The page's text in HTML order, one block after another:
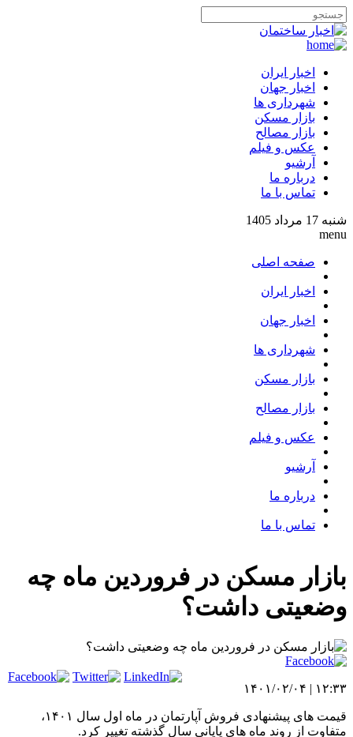
اخبار ایران
اخبار جهان
شهرداری ها
بازار مسکن
بازار مصالح
عکس و فیلم
آرشیو
درباره ما
تماس با ما
شنبه 17 مرداد 1405
menu
صفحه اصلی
اخبار ایران
اخبار جهان
شهرداری ها
بازار مسکن
بازار مصالح
عکس و فیلم
آرشیو
درباره ما
تماس با ما
بازار مسکن در فروردین ماه چه
وضعیتی داشت؟
۱۲:۳۳ | ۱۴۰۱/۰۲/۰۴
قیمت های پیشنهادی فروش آپارتمان در ماه اول سال ۱۴۰۱،
متفاوت از روند ماه های پایانی سال گذشته تغییر کرد.